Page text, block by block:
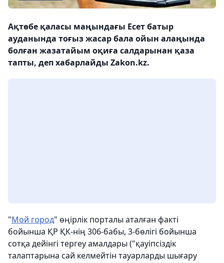
Ақтөбе қаласы маңындағы Есет батыр
ауданында тоғыз жасар бала ойын алаңында
болған жазатайым оқиға салдарынан қаза
тапты, деп хабарлайды Zakon.kz.
"Мой город" өңірлік порталы аталған факті
бойынша ҚР ҚК-нің 306-бабы, 3-бөлігі бойынша
сотқа дейінгі тергеу амалдары ("қауіпсіздік
талаптарына сай келмейтін тауарларды шығару